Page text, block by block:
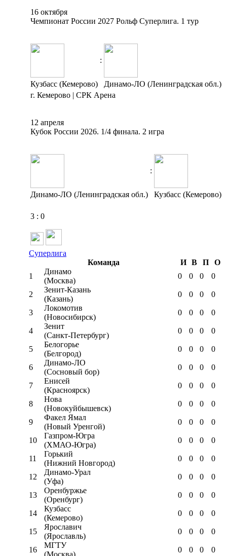
16 октября
Чемпионат России 2027 Рольф Суперлига. 1 тур
:
Кузбасс (Кемерово)
Динамо-ЛО (Ленинградская обл.)
г. Кемерово | СРК Арена
12 апреля
Кубок России 2026. 1/4 финала. 2 игра
:
Динамо-ЛО (Ленинградская обл.) Кузбасс (Кемерово)
3 : 0
Суперлига
Команда
И В П
О
1
Динамо
(Москва)
0 0 0 0
2
Зенит-Казань
(Казань)
0 0 0 0
3
Локомотив
(Новосибирск)
0 0 0 0
4
Зенит
(Санкт-Петербург)
0 0 0 0
5
Белогорье
(Белгород)
0 0 0 0
6
Динамо-ЛО
(Сосновый бор)
0 0 0 0
7
Енисей
(Красноярск)
0 0 0 0
8
Нова
(Новокуйбышевск)
0 0 0 0
9
Факел Ямал
(Новый Уренгой)
0 0 0 0
10
Газпром-Югра
(ХМАО-Югра)
0 0 0 0
11
Горький
(Нижний Новгород)
0 0 0 0
12
Динамо-Урал
(Уфа)
0 0 0 0
13
Оренбуржье
(Оренбург)
0 0 0 0
14
Кузбасс
(Кемерово)
0 0 0 0
15
Ярославич
(Ярославль)
0 0 0 0
16
МГТУ
(Москва)
0 0 0
0